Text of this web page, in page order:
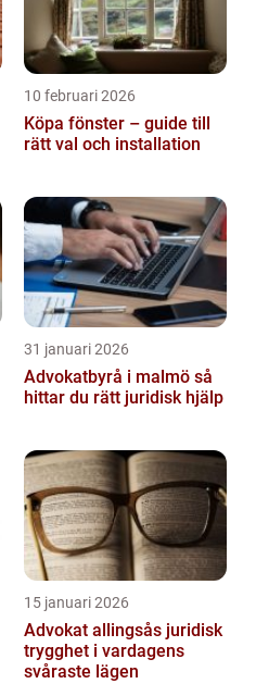
10 februari 2026
Köpa fönster – guide till
rätt val och installation
31 januari 2026
Advokatbyrå i malmö så
hittar du rätt juridisk hjälp
15 januari 2026
Advokat allingsås juridisk
trygghet i vardagens
svåraste lägen